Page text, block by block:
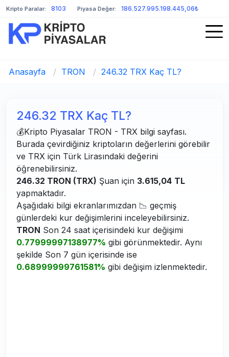
Kripto Paralar: 8103 Piyasa Değer: 186.527.995.198.445,06₺
Anasayfa / TRON / 246.32 TRX Kaç TL?
246.32 TRX Kaç TL?
💰Kripto Piyasalar TRON - TRX bilgi sayfası.
Burada çevirdiğiniz kriptoların değerlerini görebilir
ve TRX için Türk Lirasındaki değerini
öğrenebilirsiniz.
246.32 TRON (TRX) Şuan için 3.615,04 TL
yapmaktadır.
Aşağıdaki bilgi ekranlarımızdan 📉 geçmiş
günlerdeki kur değişimlerini inceleyebilirsiniz.
TRON Son 24 saat içerisindeki kur değişimi
0.77999997138977% gibi görünmektedir. Aynı
şekilde Son 7 gün içerisinde ise
0.68999999761581% gibi değişim izlenmektedir.